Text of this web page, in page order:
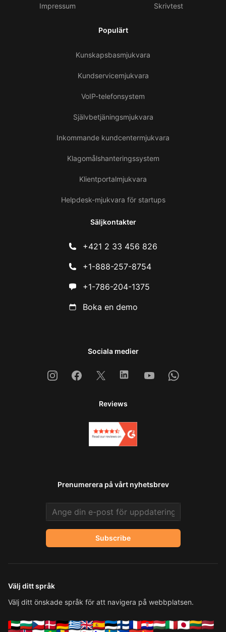
Impressum Skrivtest
Populärt
Kunskapsbasmjukvara
Kundservicemjukvara
VoIP-telefonsystem
Självbetjäningsmjukvara
Inkommande kundcentermjukvara
Klagomålshanteringssystem
Klientportalmjukvara
Helpdesk-mjukvara för startups
Säljkontakter
+421 2 33 456 826
+1-888-257-8754
+1-786-204-1375
Boka en demo
Sociala medier
InstagramFacebook
X LinkedinYoutubeWhatsapp
Reviews
Prenumerera på vårt nyhetsbrev
Email address
Subscribe
Välj ditt språk
Välj ditt önskade språk för att navigera på webbplatsen.